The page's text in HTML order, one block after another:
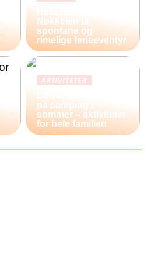
Nøkkelen til
spontane og
rimelige ferieeventyr
AKTIVITETER
på camping i
sommer – aktiviteter
for hele familien